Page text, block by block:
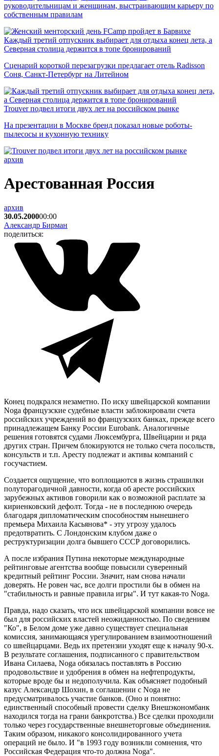
руководительницам и женщинам, выстраивающим карьеру по
собственным правилам
Каждый третий отпускник выбирает для отдыха конец лета, а
Северная столица держится в топе бронирований
Сценарий короткой перезагрузки предлагает отель Radisson
Соня, Санкт-Петербург на Литейном
Trouver подвел итоги двух лет на российском рынке
На презентации в Москве бренд показал новые роботы-
пылесосы и кухонную технику
архив
Арестованная Россия
архив
30.05.200000:00
Александр Бирман
поделиться:
Конец подкрался незаметно. По иску швейцарской компании
Noga французские судебные власти заблокировали счета
российских учреждений во французских банках, прежде всего
принадлежащем Банку России Eurobank. Аналогичные
решения готовятся судами Люксембурга, Швейцарии и ряда
других стран. Причем блокируются не только счета посольств,
консульств и т.п. Аресту подлежат и активы компаний с
госучастием.
Создается ощущение, что воплощаются в жизнь страшилки
полуторагодичной давности, когда об аресте российских
зарубежных активов говорили как о возможной расплате за
кириенковский дефолт. Тогда - не в последнюю очередь
благодаря дипломатическим способностям нынешнего
премьера Михаила Касьянова* - эту угрозу удалось
предотвратить. С Лондонским клубом даже о
реструктуризации долга бывшего СССР договорились.
А после избрания Путина некоторые международные
рейтинговые агентства вообще повысили суверенный
кредитный рейтинг России. Значит, нам снова начали
доверять. Не ровен час, все долги простили бы в обмен на
"стабильность и равные правила игры". И тут какая-то Noga.
Правда, надо сказать, что иск швейцарской компании вовсе не
был для российских властей неожиданностью. По сведениям
"Ко", в Белом доме уже давно существует специальная
комиссия, занимающаяся урегулированием взаимоотношений
со швейцарцами. Ведь их претензии уходят еще к началу 90-х.
В результате соглашения, подписанного с правительством
Ивана Силаева, Noga обязалась поставлять в Россию
продовольствие и удобрения в обмен на нефтепродукты,
которые вроде бы и недополучила. Как объясняет подобный
казус Александр Шохин, в соглашении с Noga не
предусматривалось участие банков. (Оно и понятно:
единственный способный провести сделку Внешэкономбанк
находился тогда на грани банкротства.) Все сделки проходили
только через государственные внешнеторговые объединения.
Таким образом, никакого консолидированного учета
операций не было. И "в 1993 году возникли сомнения, что
Российская Федерация что-то должна Noga".